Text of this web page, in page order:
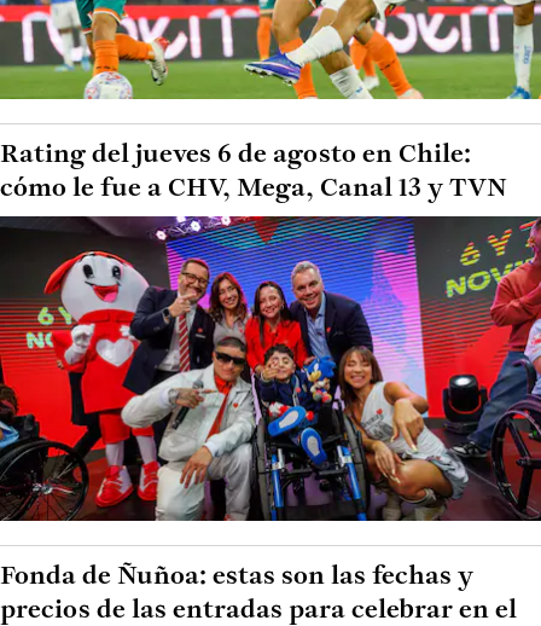
Rating del jueves 6 de agosto en Chile:
cómo le fue a CHV, Mega, Canal 13 y TVN
Fonda de Ñuñoa: estas son las fechas y
precios de las entradas para celebrar en el